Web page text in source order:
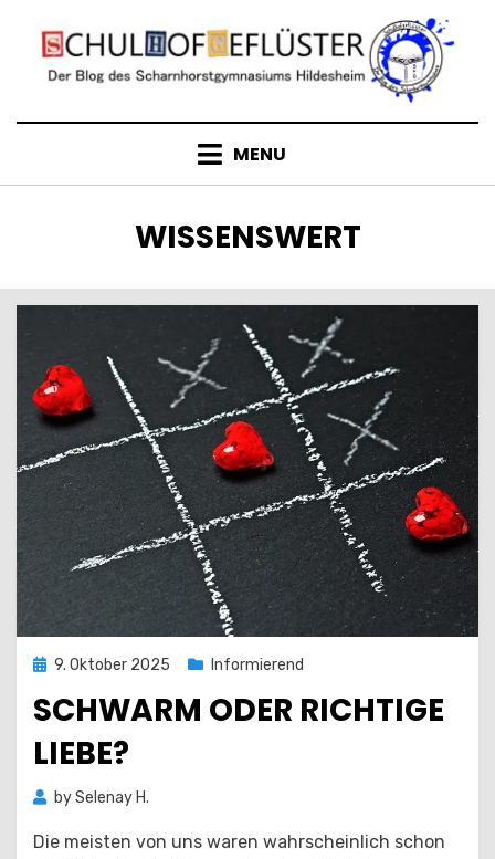
content
MENU
KATEGORIE
:
WISSENSWERT
Posted
9. Oktober 2025 Informierend
SCHWARM ODER RICHTIGE
LIEBE?
bySelenay H.
Die meisten von uns waren wahrscheinlich schon